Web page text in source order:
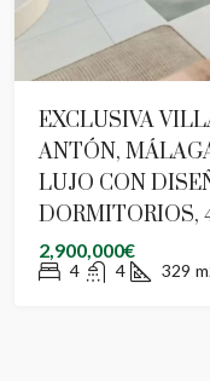
EXCLUSIVA
ANTÓN,
LUJO CON
DORMITORIOS,
2,900,000€
4 4 329